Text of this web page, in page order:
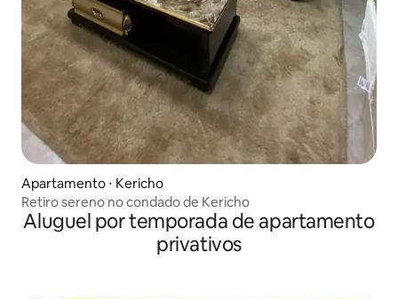
Apartamento ⋅ Kericho
Retiro sereno no condado de Kericho
Aluguel por temporada de apartamento
privativos